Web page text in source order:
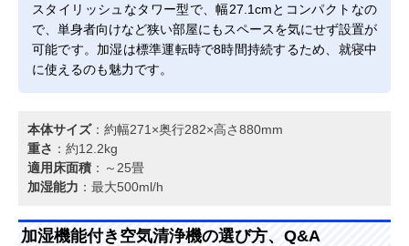
スタイリッシュなタワー型で、幅27.1cmとコンパクトなの
で、単身者向けなど狭い部屋にもスペースを気にせず設置が
可能です。加湿は標準運転時で8時間持続するため、就寝中
に使えるのも魅力です。
本体サイズ：約幅271×奥行282×高さ880mm
重さ ：約12.2kg
適用床面積 ：～25畳
加湿能力 ：最大500ml/h
加湿機能付き空気清浄機の選び方、Q&A